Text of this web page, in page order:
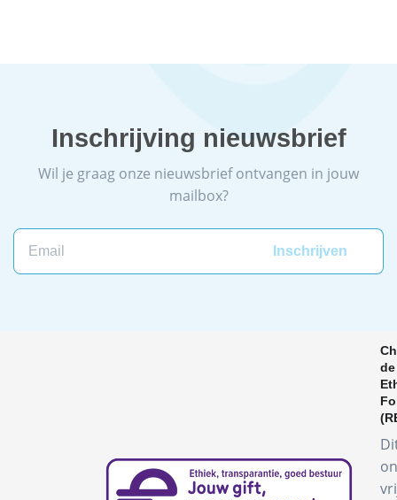
Inschrijving nieuwsbrief
Wil je graag onze nieuwsbrief ontvangen in jouw
mailbox?